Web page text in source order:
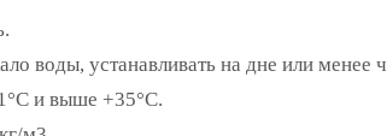
воды, устанавливать на дне или менее
и выше +35°С.